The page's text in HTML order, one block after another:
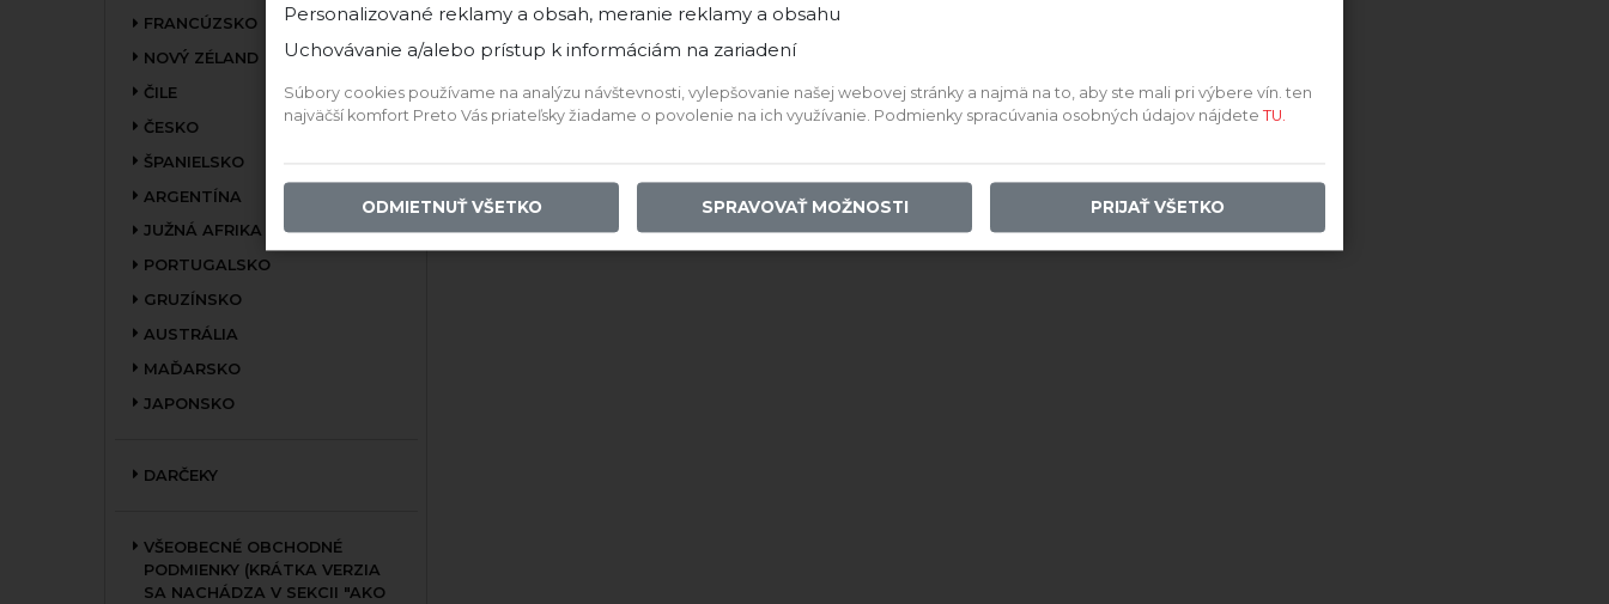
FRANCÚZSKO
NOVÝ ZÉLAND
ČILE
ČESKO
ŠPANIELSKO
ARGENTÍNA
JUŽNÁ AFRIKA
PORTUGALSKO
GRUZÍNSKO
AUSTRÁLIA
MAĎARSKO
JAPONSKO
DARČEKY
VŠEOBECNÉ OBCHODNÉ
PODMIENKY (KRÁTKA VERZIA
SA NACHÁDZA V SEKCII "AKO
Personalizované reklamy a obsah, meranie reklamy a obsahu
Uchovávanie a/alebo prístup k informáciám na zariadení
Súbory cookies používame na analýzu návštevnosti, vylepšovanie našej webovej stránky a najmä na to, aby ste mali pri výbere vín. ten
najväčší komfort Preto Vás priateľsky žiadame o povolenie na ich využívanie. Podmienky spracúvania osobných údajov nájdete TU.
ODMIETNUŤ VŠETKO SPRAVOVAŤ MOŽNOSTI PRIJAŤ VŠETKO